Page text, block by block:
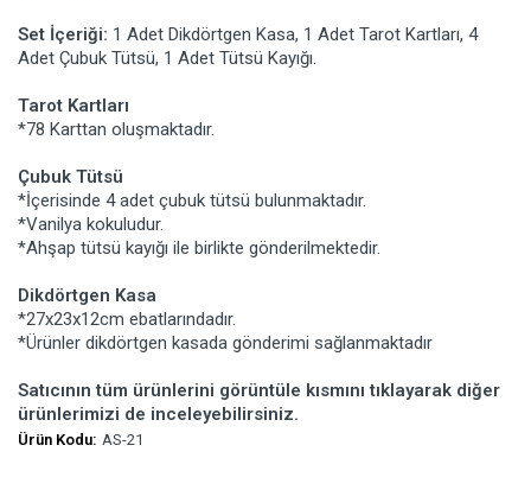
Set İçeriği: 1 Adet Dikdörtgen Kasa, 1 Adet Tarot Kartları, 4
Adet Çubuk Tütsü, 1 Adet Tütsü Kayığı.
Tarot Kartları
*78 Karttan oluşmaktadır.
Çubuk Tütsü
*İçerisinde 4 adet çubuk tütsü bulunmaktadır.
*Vanilya kokuludur.
*Ahşap tütsü kayığı ile birlikte gönderilmektedir.
Dikdörtgen Kasa
*27x23x12cm ebatlarındadır.
*Ürünler dikdörtgen kasada gönderimi sağlanmaktadır
Satıcının tüm ürünlerini görüntüle kısmını tıklayarak diğer
ürünlerimizi de inceleyebilirsiniz.
Ürün Kodu: AS-21